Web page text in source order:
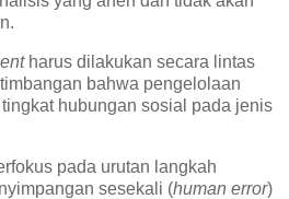
harus dilakukan secara lintas
bahwa pengelolaan
hubungan sosial pada jenis
pada urutan langkah
sesekali (human error)